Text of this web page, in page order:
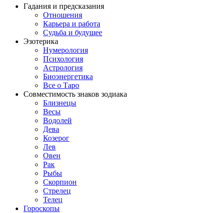
Гадания и предсказания
Отношения
Карьера и работа
Cудьба и будущее
Эзотерика
Нумерология
Психология
Астрология
Биоэнергетика
Все о Таро
Совместимость знаков зодиака
Близнецы
Весы
Водолей
Дева
Козерог
Лев
Овен
Рак
Рыбы
Скорпион
Стрелец
Телец
Гороскопы